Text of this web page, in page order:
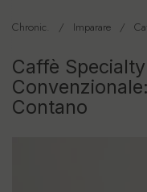
Chronic. / Imparare /
Caffè
Contano